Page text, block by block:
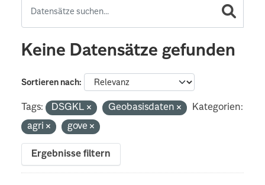
Keine Datensätze gefunden
Sortieren nach
Tags: DSGKL Geobasisdaten
Kategorien:
agri
gove
Ergebnisse filtern